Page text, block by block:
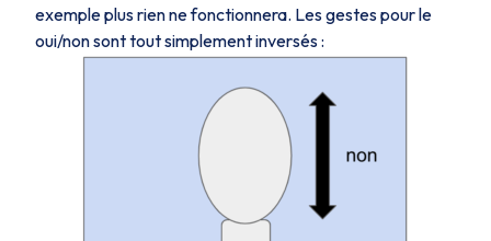
exemple plus rien ne fonctionnera. Les gestes pour le
oui/non sont tout simplement inversés :